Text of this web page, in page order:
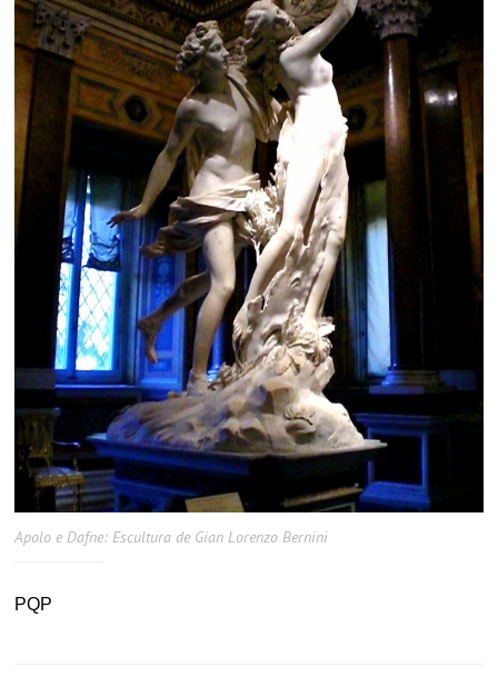
Apolo e Dafne: Escultura de Gian Lorenzo Bernini
PQP